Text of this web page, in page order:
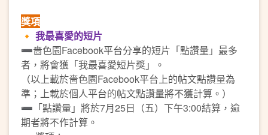
獎項
🔸 我最喜愛的短片
➖嗇色園Facebook平台分享的短片「點讚量」最多
者，將會獲「我最喜愛短片獎」。
（以上載於嗇色園Facebook平台上的帖文點讚量為
準；上載於個人平台的帖文點讚量將不獲計算。）
➖「點讚量」將於7月25日（五）下午3:00結算，逾
期者將不作計算。